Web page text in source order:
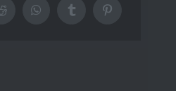
RedditWhatsAppTumblrPinterest